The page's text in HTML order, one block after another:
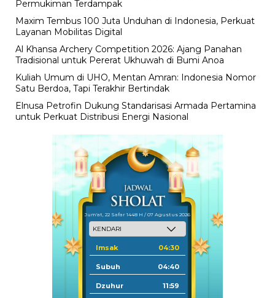
Permukiman Terdampak
Maxim Tembus 100 Juta Unduhan di Indonesia, Perkuat
Layanan Mobilitas Digital
Al Khansa Archery Competition 2026: Ajang Panahan
Tradisional untuk Pererat Ukhuwah di Bumi Anoa
Kuliah Umum di UHO, Mentan Amran: Indonesia Nomor
Satu Berdoa, Tapi Terakhir Bertindak
Elnusa Petrofin Dukung Standarisasi Armada Pertamina
untuk Perkuat Distribusi Energi Nasional
Jum'at, 22 Safar 1448 H / 07 Agustus 2026
Imsak 04:30
Subuh 04:40
Dzuhur 11:59